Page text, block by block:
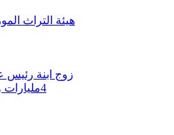
هيئة التراث
زوج ابنة رئيس